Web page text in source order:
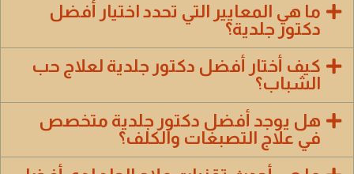
ما هي المعايير التي تحدد اختيار أفضل
دكتور جلدية؟
كيف أختار أفضل دكتور جلدية لعلاج حب
الشباب؟
هل يوجد أفضل دكتور جلدية متخصص
في علاج التصبغات والكلف؟